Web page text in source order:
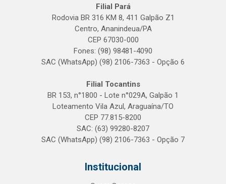
Filial Pará
Rodovia BR 316 KM 8, 411 Galpão Z1
Centro, Ananindeua/PA
CEP 67030-000
Fones: (98) 98481-4090
SAC (WhatsApp) (98) 2106-7363 - Opção 6
Filial Tocantins
BR 153, n°1800 - Lote n°029A, Galpão 1
Loteamento Vila Azul, Araguaína/TO
CEP 77.815-8200
SAC: (63) 99280-8207
SAC (WhatsApp) (98) 2106-7363 - Opção 7
Institucional